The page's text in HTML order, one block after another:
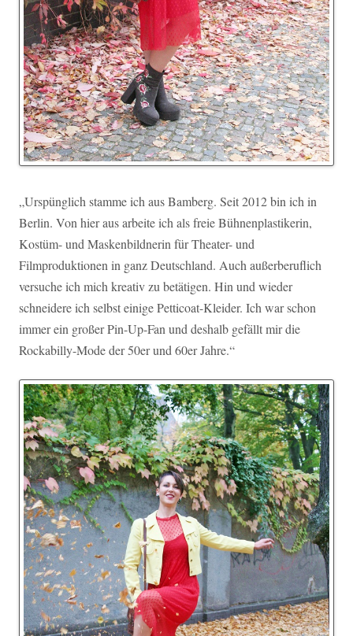
„Urspünglich stamme ich aus Bamberg. Seit 2012 bin ich in
Berlin. Von hier aus arbeite ich als freie Bühnenplastikerin,
Kostüm- und Maskenbildnerin für Theater- und
Filmproduktionen in ganz Deutschland. Auch außerberuflich
versuche ich mich kreativ zu betätigen. Hin und wieder
schneidere ich selbst einige Petticoat-Kleider. Ich war schon
immer ein großer Pin-Up-Fan und deshalb gefällt mir die
Rockabilly-Mode der 50er und 60er Jahre.“